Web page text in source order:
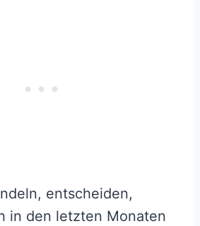
entscheiden,
in den letzten Monaten